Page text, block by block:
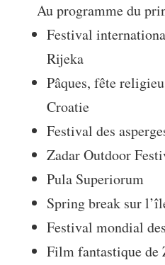
Au programme du
Festival
Rijeka
Pâques, fête
Croatie
Festival des
Zadar Outdoor
Pula Superiorum
Spring break sur
Festival mondial
Film fantastique de